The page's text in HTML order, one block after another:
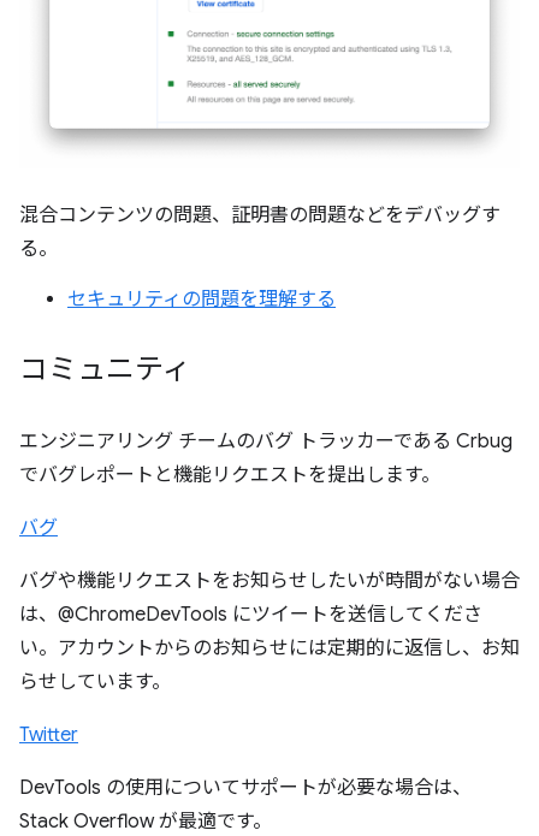
混合コンテンツの問題、証明書の問題などをデバッグす
る。
セキュリティの問題を理解する
コミュニティ
エンジニアリング チームのバグ トラッカーである Crbug
でバグレポートと機能リクエストを提出します。
バグ
バグや機能リクエストをお知らせしたいが時間がない場合
は、@ChromeDevTools にツイートを送信してくださ
い。アカウントからのお知らせには定期的に返信し、お知
らせしています。
Twitter
DevTools の使用についてサポートが必要な場合は、
Stack Overflow が最適です。